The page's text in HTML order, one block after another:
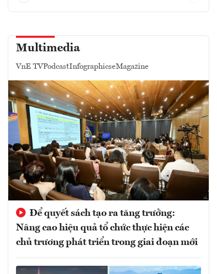
Multimedia
VnE TVPodcastInfographicseMagazine
Để quyết sách tạo ra tăng trưởng:
Nâng cao hiệu quả tổ chức thực hiện các
chủ trương phát triển trong giai đoạn mới